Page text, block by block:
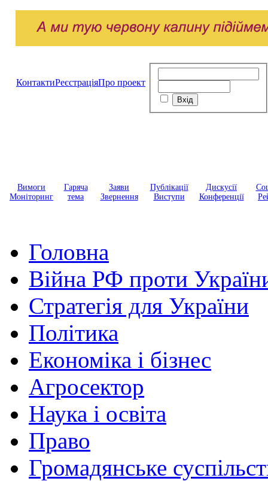
КонтактиРеєстраціяПро проект
Вимоги
Моніторинг
Гаряча
тема
Заяви
Звернення
Публікації
Виступи
Дискусії
Конференції
Головна
Війна РФ проти
Стратегія для України
Політика
Економіка і бізнес
Агросектор
Наука і освіта
Право
Громадянське